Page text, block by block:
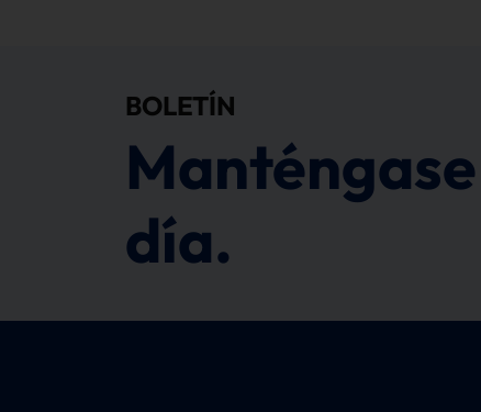
BOLETÍN
día.